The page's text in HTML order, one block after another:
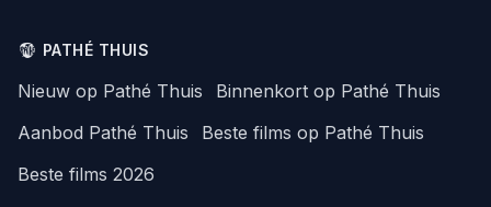
PATHÉ THUIS
Nieuw op Pathé Thuis
Binnenkort op Pathé Thuis
Aanbod Pathé Thuis
Beste films op Pathé Thuis
Beste films 2026